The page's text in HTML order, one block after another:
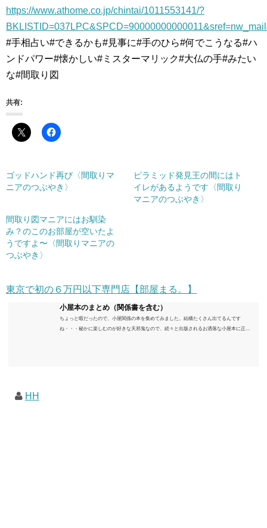
https://www.athome.co.jp/chintai/1011553141/?
#手相占い#できるかも#見事に#手のひら#何でこうなる#ハ
ンドパワー#懐かしい#ミスターマリック#大仏の手#みたい
な#間取り図
共有:
ゴッドハンド再び〈間取りマ
ニアのつぶやき〉
ピラミッド発見王の間にはト
イレがあるようです〈間取り
マニアのつぶやき〉
間取り図マニアにはお馴染
み？のこのお部屋が空いたよ
うですよ〜〈間取りマニアの
つぶやき〉
東京で初の６万円以下専門店【部屋まる。】
小屋本のまとめ（関係書を含む）
ちょっと暇だったので、小屋関係の本を集めてみました。結構たくさん出てるんです
ね・・・秘かに楽しむのが好きな天邪鬼なので、続々と出版されるお洒落な小屋本に正直
HH